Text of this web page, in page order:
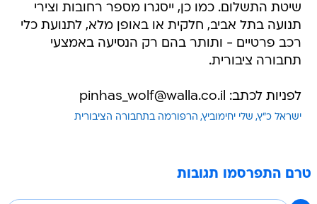
שיטת התשלום. כמו כן, ייסגרו מספר רחובות וצירי
תנועה בתל אביב, חלקית או באופן מלא, לתנועת כלי
רכב פרטיים - ותותר בהם רק הנסיעה באמצעי
תחבורה ציבורית.
לפניות לכתב: pinhas_wolf@walla.co.il
ישראל כ"ץ שלי יחימוביץ הרפורמה בתחבורה הציבורית
טרם התפרסמו תגובות